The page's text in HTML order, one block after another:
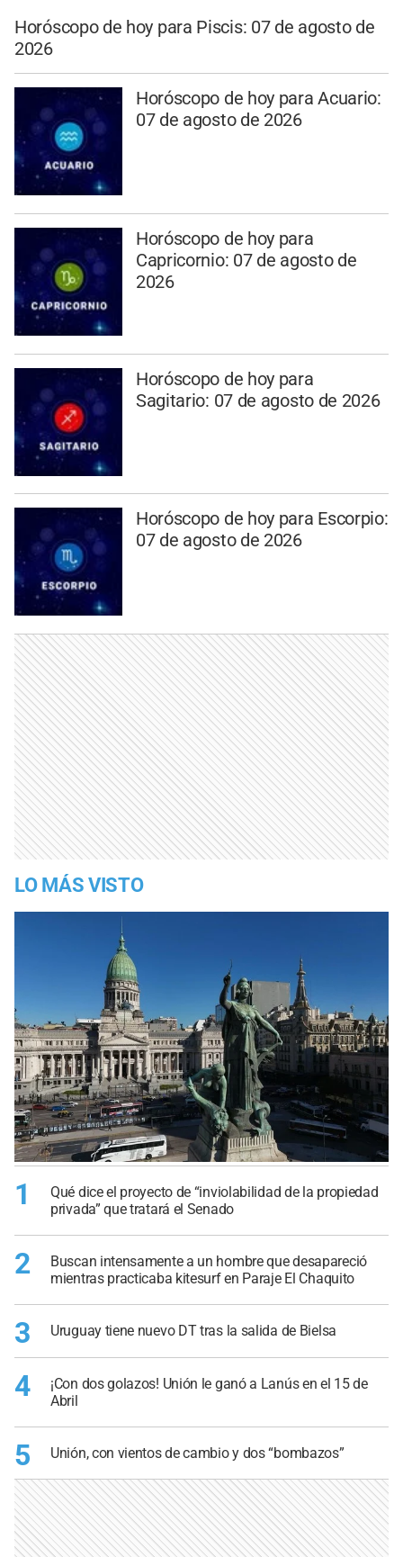
Horóscopo de hoy para Piscis: 07 de agosto de
2026
Horóscopo de hoy para Acuario:
07 de agosto de 2026
Horóscopo de hoy para
Capricornio: 07 de agosto de
2026
Horóscopo de hoy para
Sagitario: 07 de agosto de 2026
Horóscopo de hoy para Escorpio:
07 de agosto de 2026
LO MÁS VISTO
1
Qué dice el proyecto de “inviolabilidad de la propiedad
privada” que tratará el Senado
2
Buscan intensamente a un hombre que desapareció
mientras practicaba kitesurf en Paraje El Chaquito
3 Uruguay tiene nuevo DT tras la salida de Bielsa
4
¡Con dos golazos! Unión le ganó a Lanús en el 15 de
Abril
5 Unión, con vientos de cambio y dos “bombazos”